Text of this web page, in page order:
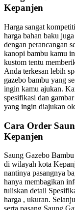
Kepanjen
Harga sangat
harga bahan baku
dengan perancangan
kanopi bambu kamu
kustom tentu
Anda terkesan lebih
gazebo bambu yang
ingin kamu ajukan.
spesifikasi dan
yang ingin diajukan
Cara Order
Kepanjen
Saung Gazebo
di wilayah kota
nantinya pasangnya
hanya membagikan
tuliskan detail
harga , ukuran.